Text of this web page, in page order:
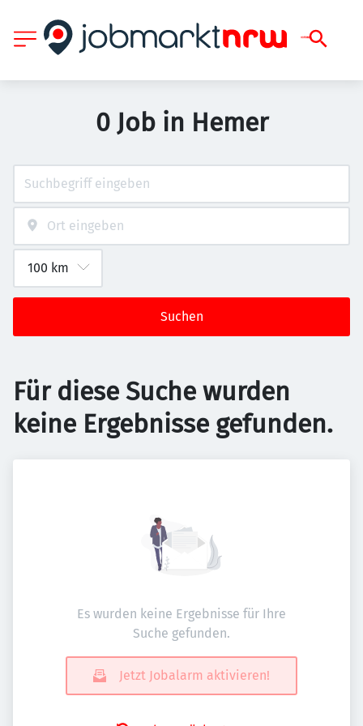
0 Job in Hemer
Suchen
Für diese Suche wurden
keine Ergebnisse gefunden.
Es wurden keine Ergebnisse für Ihre
Suche gefunden.
Jetzt Jobalarm aktivieren!